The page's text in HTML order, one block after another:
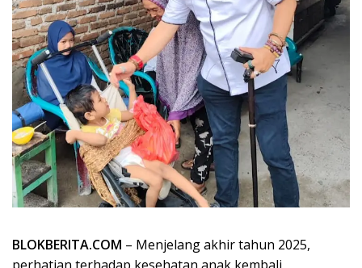
BLOKBERITA.COM – Menjelang akhir tahun 2025,